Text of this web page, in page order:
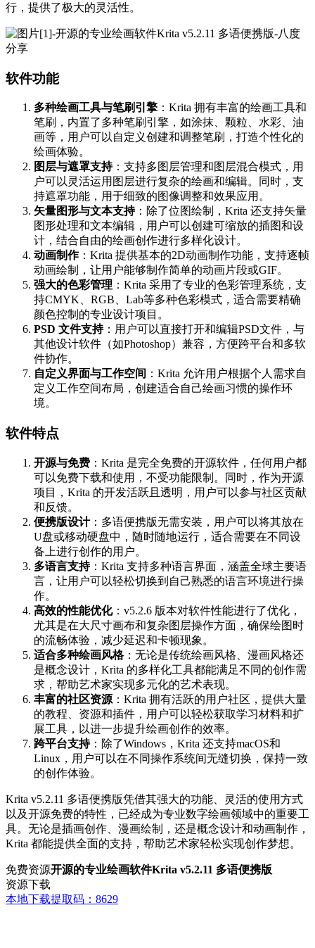
行，提供了极大的灵活性。
软件功能
多种绘画工具与笔刷引擎 ：Krita 拥有丰富的绘画工具和
笔刷，内置了多种笔刷引擎，如涂抹、颗粒、水彩、油
画等，用户可以自定义创建和调整笔刷，打造个性化的
绘画体验。
图层与遮罩支持：支持多图层管理和图层混合模式，用
户可以灵活运用图层进行复杂的绘画和编辑。同时，支
持遮罩功能，用于细致的图像调整和效果应用。
矢量图形与文本支持：除了位图绘制，Krita 还支持矢量
图形处理和文本编辑，用户可以创建可缩放的插图和设
计，结合自由的绘画创作进行多样化设计。
动画制作：Krita 提供基本的2D动画制作功能，支持逐帧
动画绘制，让用户能够制作简单的动画片段或GIF。
强大的色彩管理 ：Krita 采用了专业的色彩管理系统，支
持CMYK、RGB、Lab等多种色彩模式，适合需要精确
颜色控制的专业设计项目。
PSD 文件支持：用户可以直接打开和编辑PSD文件，与
其他设计软件（如Photoshop）兼容，方便跨平台和多软
件协作。
自定义界面与工作空间 ：Krita 允许用户根据个人需求自
定义工作空间布局，创建适合自己绘画习惯的操作环
境。
软件特点
开源与免费 ：Krita 是完全免费的开源软件，任何用户都
可以免费下载和使用，不受功能限制。同时，作为开源
项目，Krita 的开发活跃且透明，用户可以参与社区贡献
和反馈。
便携版设计：多语便携版无需安装，用户可以将其放在
U盘或移动硬盘中，随时随地运行，适合需要在不同设
备上进行创作的用户。
多语言支持：Krita 支持多种语言界面，涵盖全球主要语
言，让用户可以轻松切换到自己熟悉的语言环境进行操
作。
高效的性能优化：v5.2.6 版本对软件性能进行了优化，
尤其是在大尺寸画布和复杂图层操作方面，确保绘图时
的流畅体验，减少延迟和卡顿现象。
适合多种绘画风格：无论是传统绘画风格、漫画风格还
是概念设计，Krita 的多样化工具都能满足不同的创作需
求，帮助艺术家实现多元化的艺术表现。
丰富的社区资源 ：Krita 拥有活跃的用户社区，提供大量
的教程、资源和插件，用户可以轻松获取学习材料和扩
展工具，以进一步提升绘画创作的效率。
跨平台支持：除了Windows，Krita 还支持macOS和
Linux，用户可以在不同操作系统间无缝切换，保持一致
的创作体验。
Krita v5.2.11 多语便携版凭借其强大的功能、灵活的使用方式
以及开源免费的特性，已经成为专业数字绘画领域中的重要工
具。无论是插画创作、漫画绘制，还是概念设计和动画制作，
Krita 都能提供全面的支持，帮助艺术家轻松实现创作梦想。
免费资源开源的专业绘画软件Krita v5.2.11 多语便携版
资源下载
本地下载提取码：8629